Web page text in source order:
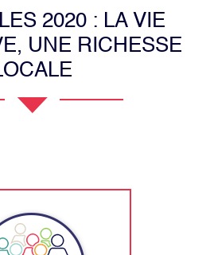
2020 : LA VIE
UNE RICHESSE